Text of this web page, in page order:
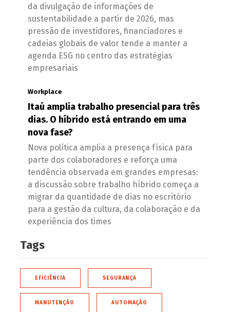
da divulgação de informações de
sustentabilidade a partir de 2026, mas
pressão de investidores, financiadores e
cadeias globais de valor tende a manter a
agenda ESG no centro das estratégias
empresariais
Workplace
Itaú amplia trabalho presencial para três
dias. O híbrido está entrando em uma
nova fase?
Nova política amplia a presença física para
parte dos colaboradores e reforça uma
tendência observada em grandes empresas:
a discussão sobre trabalho híbrido começa a
migrar da quantidade de dias no escritório
para a gestão da cultura, da colaboração e da
experiência dos times
Tags
EFICIÊNCIA SEGURANÇA
MANUTENÇÃO AUTOMAÇÃO